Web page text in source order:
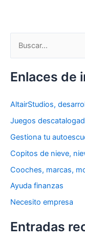
c
o
r
:
Enlaces de
AltairStudios,
Juegos
Gestiona tu
Copitos de nieve,
Cooches, marcas,
Ayuda finanzas
Necesito empresa
Entradas